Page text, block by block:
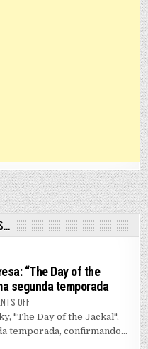
“The Day of the
segunda temporada
OFFON EL “CHACAL” REGRESA: “THE
"The Day of the Jackal",
temporada, confirmando...